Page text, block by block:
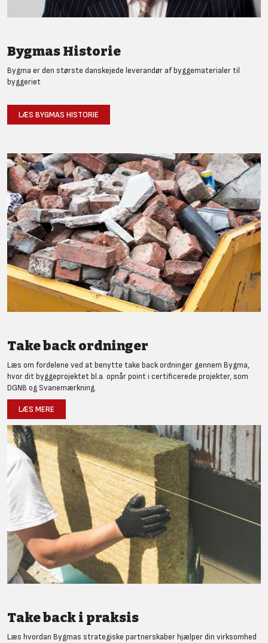
Bygmas Historie
Bygma er den største danskejede leverandør af byggematerialer til
byggeriet
LÆS BYGMAS HISTORIE
Take back ordninger
Læs om fordelene ved at benytte take back ordninger gennem Bygma,
hvor dit byggeprojektet bl.a. opnår point i certificerede projekter, som
DGNB og Svanemærkning.
LÆS MERE
Take back i praksis
Læs hvordan Bygmas strategiske partnerskaber hjælper din virksomhed